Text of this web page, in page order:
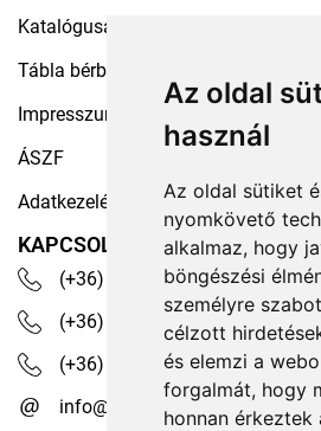
Az oldal
használ
Az oldal sütiket
nyomkövető
alkalmaz, hogy
böngészési
személyre
célzott
és elemzi a
forgalmát, hogy
honnan
Katalógusaink
Tábla bérbeadás
Impresszum
ÁSZF
Adatkezelési tájékoztató
KAPCSOLAT
(+36) 30 535 4503
(+36) 1 329 7472
(+36) 1 350 1236
info@robotex.hu